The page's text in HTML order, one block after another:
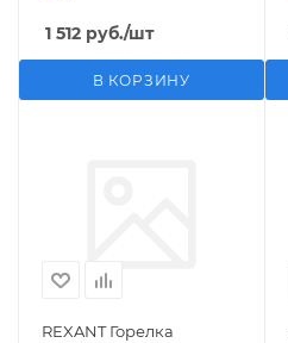
1 512 руб./шт
В КОРЗИНУ
REXANT Горелка